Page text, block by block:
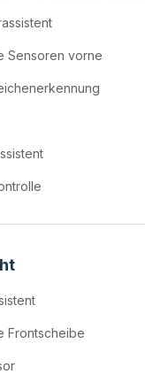
Sensoren vorne
Frontscheibe